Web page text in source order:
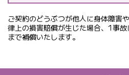
ご契約のどうぶつが他人に身体障害
律上の損害賠償が生じた場合、1事
まで補償いたします。